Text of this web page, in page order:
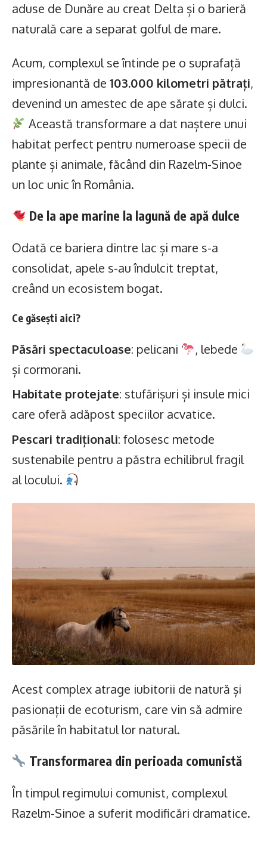
aduse de Dunăre au creat Delta și o barieră
naturală care a separat golful de mare.
Acum, complexul se întinde pe o suprafață
impresionantă de 103.000 kilometri pătrați,
devenind un amestec de ape sărate și dulci.
Această transformare a dat naștere unui
habitat perfect pentru numeroase specii de
plante și animale, făcând din Razelm-Sinoe
un loc unic în România.
De la ape marine la lagună de apă dulce
Odată ce bariera dintre lac și mare s-a
consolidat, apele s-au îndulcit treptat,
creând un ecosistem bogat.
Ce găsești aici?
Păsări spectaculoase: pelicani
, lebede
și cormorani.
Habitate protejate: stufărișuri și insule mici
care oferă adăpost speciilor acvatice.
Pescari tradiționali: folosesc metode
sustenabile pentru a păstra echilibrul fragil
al locului.
Acest complex atrage iubitorii de natură și
pasionații de ecoturism, care vin să admire
păsările în habitatul lor natural.
Transformarea din perioada comunistă
În timpul regimului comunist, complexul
Razelm-Sinoe a suferit modificări dramatice.